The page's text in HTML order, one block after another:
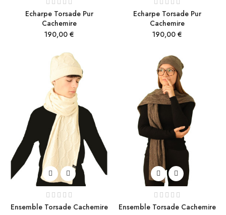
Echarpe Torsade Pur
Cachemire
Prix
190,00 €
Echarpe Torsade Pur
Cachemire
Prix
190,00 €
Ensemble Torsade Cachemire
Ensemble Torsade Cachemire